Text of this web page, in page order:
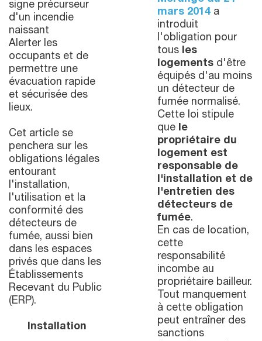
signe précurseur
d'un incendie
naissant
Alerter les
occupants et de
permettre une
évacuation rapide
et sécurisée des
lieux.
Cet article se
penchera sur les
obligations légales
entourant
l'installation,
l'utilisation et la
conformité des
détecteurs de
fumée, aussi bien
dans les espaces
privés que dans les
Établissements
Recevant du Public
(ERP).
Installation
mars 2014 a
introduit
l'obligation pour
tous les
logements d'être
équipés d'au moins
un détecteur de
fumée normalisé.
Cette loi stipule
que le
propriétaire du
logement est
responsable de
l'installation et de
l'entretien des
détecteurs de
fumée.
En cas de location,
cette
responsabilité
incombe au
propriétaire bailleur.
Tout manquement
à cette obligation
peut entraîner des
sanctions